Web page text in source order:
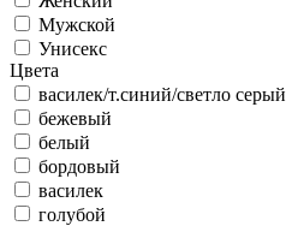
Мужской
Унисекс
Цвета
василек/т.синий/светло серый
бежевый
белый
бордовый
василек
голубой